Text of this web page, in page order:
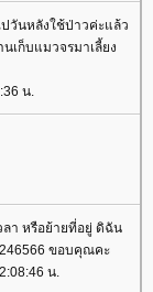
วันหลังใช้ป่าวค่ะแล้ว
เก็บแมวจรมาเลี้ยง
น.
ลา หรือย้ายที่อยู่ ดิฉัน
ขอบคุณคะ
น.